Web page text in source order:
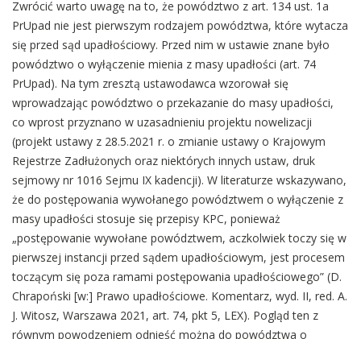
Zwrócić warto uwagę na to, że powództwo z art. 134 ust. 1a
PrUpad nie jest pierwszym rodzajem powództwa, które wytacza
się przed sąd upadłościowy. Przed nim w ustawie znane było
powództwo o wyłączenie mienia z masy upadłości (art. 74
PrUpad). Na tym zresztą ustawodawca wzorował się
wprowadzając powództwo o przekazanie do masy upadłości,
co wprost przyznano w uzasadnieniu projektu nowelizacji
(projekt ustawy z 28.5.2021 r. o zmianie ustawy o Krajowym
Rejestrze Zadłużonych oraz niektórych innych ustaw, druk
sejmowy nr 1016 Sejmu IX kadencji). W literaturze wskazywano,
że do postępowania wywołanego powództwem o wyłączenie z
masy upadłości stosuje się przepisy KPC, ponieważ
„postępowanie wywołane powództwem, aczkolwiek toczy się w
pierwszej instancji przed sądem upadłościowym, jest procesem
toczącym się poza ramami postępowania upadłościowego” (D.
Chrapoński [w:] Prawo upadłościowe. Komentarz, wyd. II, red. A.
J. Witosz, Warszawa 2021, art. 74, pkt 5, LEX). Pogląd ten z
równym powodzeniem odnieść można do powództwa o